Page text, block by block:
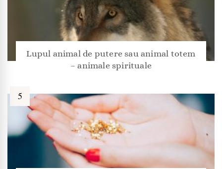
Lupul animal de putere sau animal totem
– animale spirituale